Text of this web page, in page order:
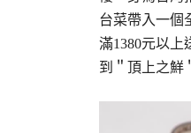
台菜帶入一個
滿1380元以上
到＂頂上之鮮